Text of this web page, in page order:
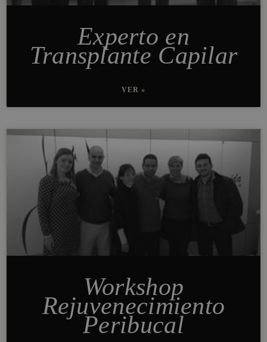
Experto en
Transplante Capilar
VER »
Workshop
Rejuvenecimiento
Peribucal